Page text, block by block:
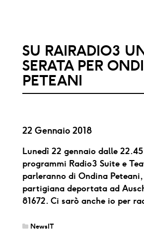
SU RAIRADIO3
SERATA PER
PETEANI
22 Gennaio 2018
Lunedì 22 gennaio dalle
programmi Radio3 Suite e
parleranno di Ondina
partigiana deportata ad
81672. Ci sarò anche io per
NewsIT